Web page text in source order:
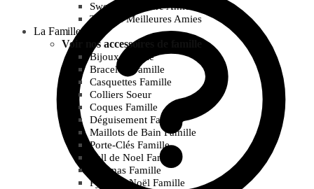
Sweats Meilleure Amie
T-Shirts Meilleures Amies
La Famille
Voir nos accessoires de famille
Bijoux Famille
Bracelets Famille
Casquettes Famille
Colliers Soeur
Coques Famille
Déguisement Famille
Maillots de Bain Famille
Porte-Clés Famille
Pull de Noel Famille
Pyjamas Famille
Pyjamas Noël Famille